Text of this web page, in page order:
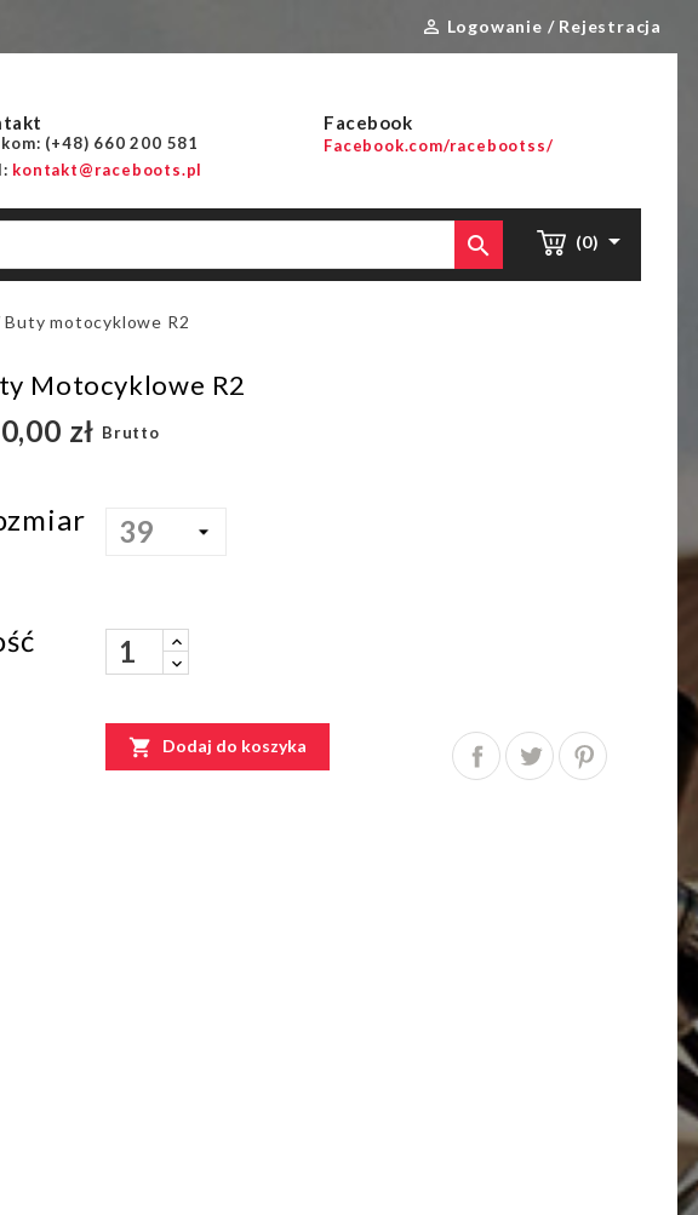
 Logowanie / Rejestracja
(+48) 660 200 581
kontakt@raceboots.pl
Facebook
Facebook.com/racebootss/
(0) 

Buty motocyklowe R2
Motocyklowe R2
zł Brutto
 Dodaj do koszyka